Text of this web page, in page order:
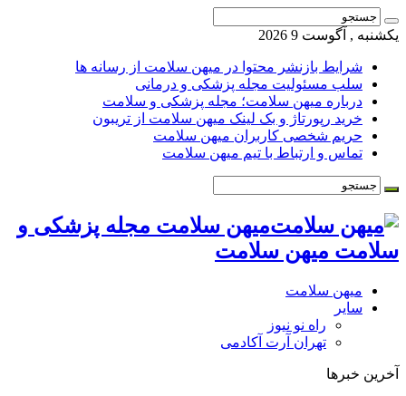
یکشنبه , آگوست 9 2026
شرایط بازنشر محتوا در میهن سلامت از رسانه ها
سلب مسئولیت مجله پزشکی و درمانی
درباره میهن سلامت؛ مجله پزشکی و سلامت
خرید رپورتاژ و بک لینک میهن سلامت از تریبون
حریم شخصی کاربران میهن سلامت
تماس و ارتباط با تیم میهن سلامت
میهن سلامت مجله پزشکی و
سلامت میهن سلامت
میهن سلامت
سایر
راه نو نیوز
تهران آرت آکادمی
آخرین خبرها